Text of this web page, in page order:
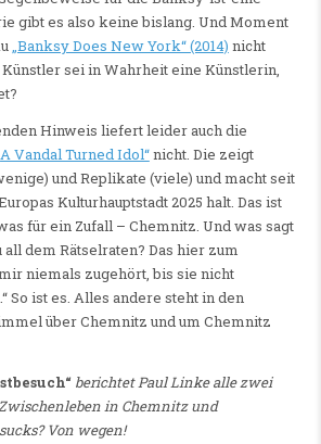
gibt es also keine bislang. Und Moment
„Banksy Does New York“ (2014) nicht
sei in Wahrheit eine Künstlerin,
Hinweis liefert leider auch die
Vandal Turned Idol“nicht. Die zeigt
und Replikate (viele) und macht seit
Kulturhauptstadt 2025 halt. Das ist
für ein Zufall – Chemnitz. Und was sagt
dem Rätselraten? Das hier zum
niemals zugehört, bis sie nicht
So ist es. Alles andere steht in den
über Chemnitz und um Chemnitz
berichtet Paul Linke alle zwei
in Chemnitz und
Von wegen!